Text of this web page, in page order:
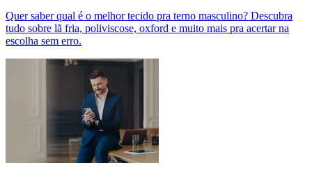
Quer saber qual é o melhor tecido pra terno masculino? Descubra
tudo sobre lã fria, poliviscose, oxford e muito mais pra acertar na
escolha sem erro.